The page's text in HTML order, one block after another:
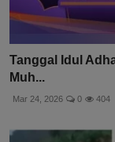
Tanggal Idul
Muh...
Mar 24, 2026 0 404